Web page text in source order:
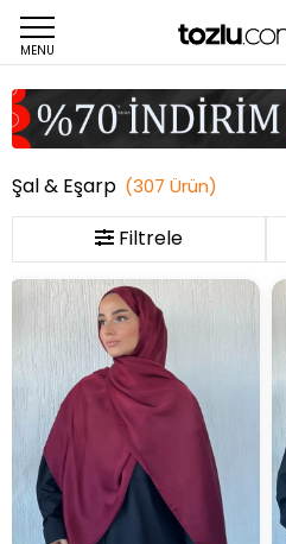
MENU
Şal & Eşarp (307 Ürün)
Filtrele